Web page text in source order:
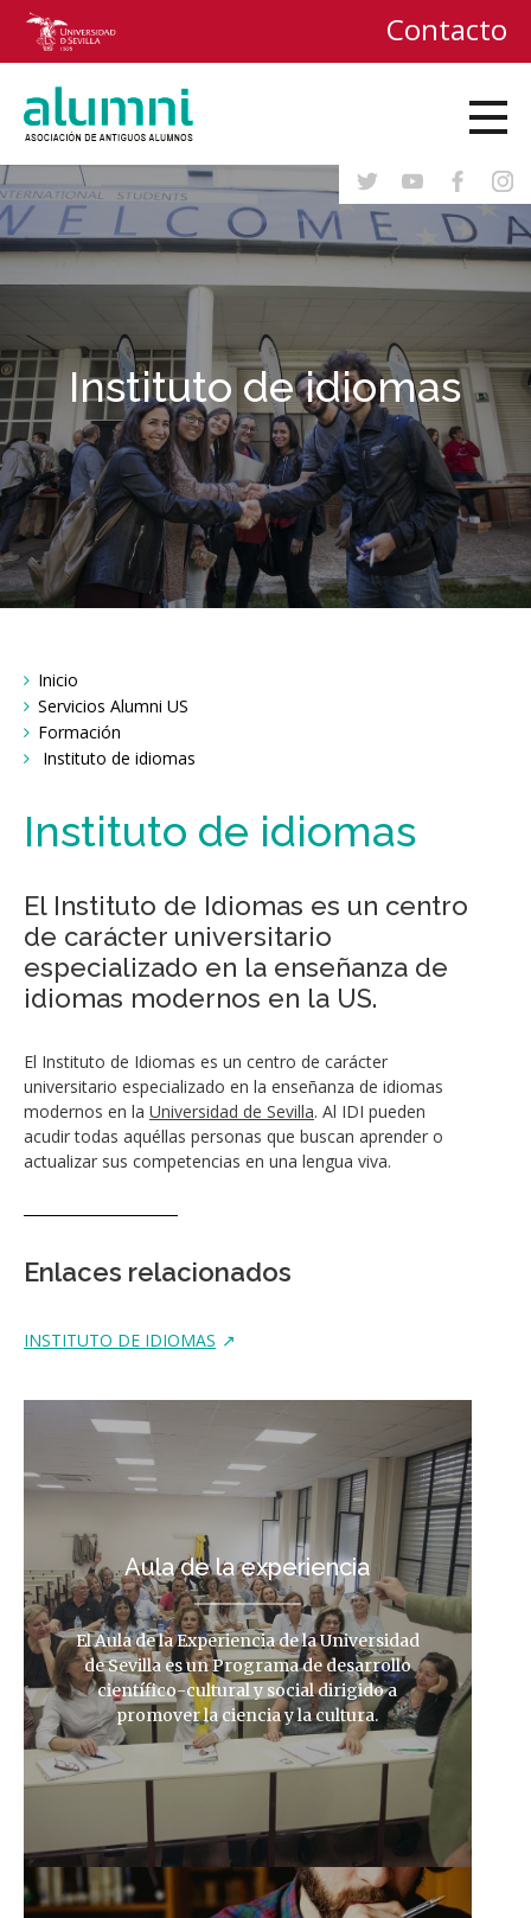
Contacto
Instituto de idiomas
Breadcrumbs
You
are
here:
Inicio
Servicios Alumni US
Formación
Instituto de idiomas
Instituto de idiomas
El Instituto de Idiomas es un centro
de carácter universitario
especializado en la enseñanza de
idiomas modernos en la US.
El Instituto de Idiomas es un centro de carácter
universitario especializado en la enseñanza de idiomas
modernos en la Universidad de Sevilla. Al IDI pueden
acudir todas aquéllas personas que buscan aprender o
actualizar sus competencias en una lengua viva.
Enlaces relacionados
INSTITUTO DE IDIOMAS
Aula de la experiencia
El Aula de la Experiencia de la Universidad
de Sevilla es un Programa de desarrollo
científico-cultural y social dirigido a
promover la ciencia y la cultura.